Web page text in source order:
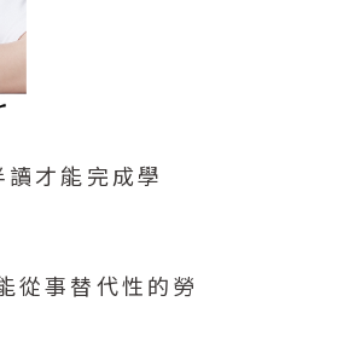
才能完成學
從事替代性的勞